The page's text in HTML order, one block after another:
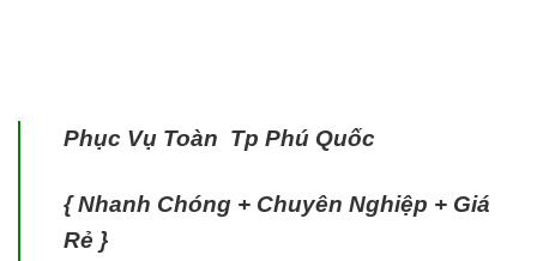
Phục Vụ Toàn Tp Phú Quốc
{ Nhanh Chóng + Chuyên Nghiệp + Giá
Rẻ }